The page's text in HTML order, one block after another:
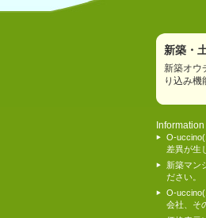
新築・
新築オウ
り込み機
Information
O-
差異が生
新築マン
ださい。
O-
会社、そ